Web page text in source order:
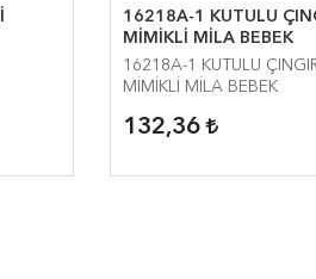
16218A-1 KUTULU
MİMİKLİ MİLA BEBEK
16218A-1 KUTULU
MİMİKLİ MİLA BEBEK
132,36